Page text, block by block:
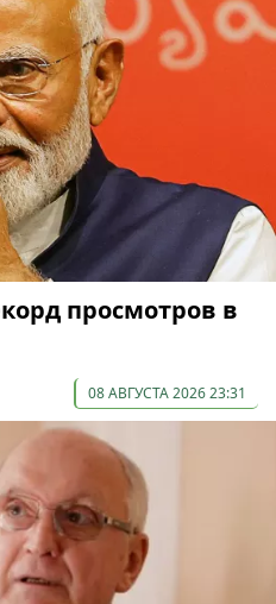
просмотров в
08 АВГУСТА 2026 23:31